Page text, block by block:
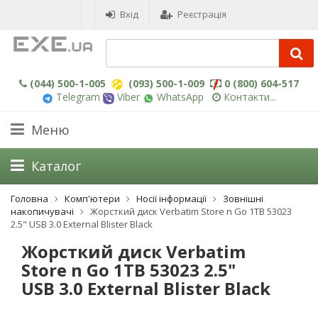
Вхід Реєстрація
(044) 500-1-005 (093) 500-1-009
0 (800) 604-517
Telegram
Viber WhatsApp Контакти...
Меню
Головна Комп'ютери Носії інформації
Зовнішні
накопичувачі
Жорсткий диск Verbatim Store n Go 1TB 53023
2.5" USB 3.0 External Blister Black
Жорсткий диск Verbatim
Store n Go 1TB 53023 2.5"
USB 3.0 External Blister Black
Каталог